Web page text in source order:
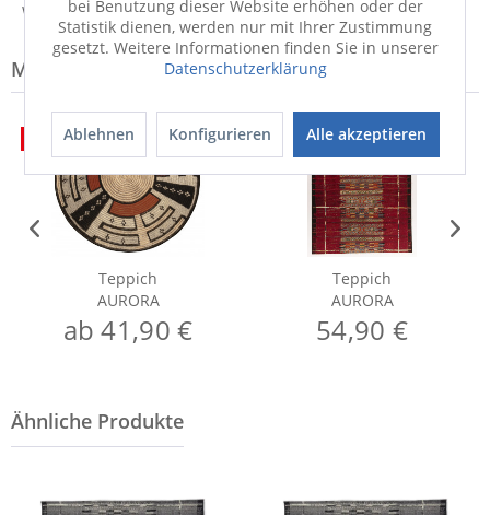
Weitere Informationen zum Hersteller...
Modell-Familie: AURORA
Teppich
AURORA
ab 41,90 €
50%
Teppich
AURORA
54,90 €
bei Benutzung dieser Website erhöhen oder der
Statistik dienen, werden nur mit Ihrer Zustimmung
gesetzt. Weitere Informationen finden Sie in unserer
Datenschutzerklärung
Ablehnen Konfigurieren Alle akzeptieren